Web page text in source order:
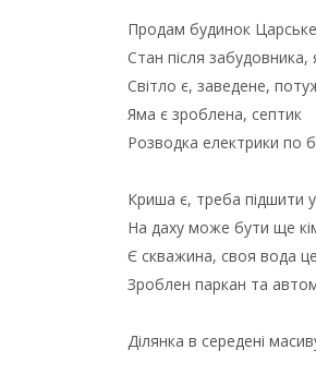
Продам будинок
Стан після забудовника,
Світло є, заведене,
Яма є зроблена, септик
Розводка електрики по
Криша є, треба підшити
На даху може бути ще
Є скважина, своя вода
Зроблен паркан та
Ділянка в середені